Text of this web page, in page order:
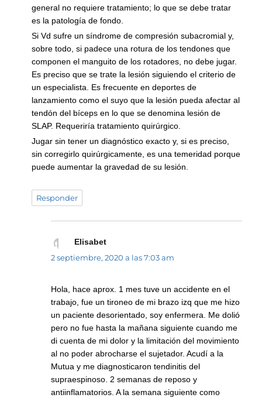
general no requiere tratamiento; lo que se debe tratar
es la patología de fondo.
Si Vd sufre un síndrome de compresión subacromial y,
sobre todo, si padece una rotura de los tendones que
componen el manguito de los rotadores, no debe jugar.
Es preciso que se trate la lesión siguiendo el criterio de
un especialista. Es frecuente en deportes de
lanzamiento como el suyo que la lesión pueda afectar al
tendón del bíceps en lo que se denomina lesión de
SLAP. Requeriría tratamiento quirúrgico.
Jugar sin tener un diagnóstico exacto y, si es preciso,
sin corregirlo quirúrgicamente, es una temeridad porque
puede aumentar la gravedad de su lesión.
Responder
Elisabetdice:
2 septiembre, 2020 a las 7:03 am
Hola, hace aprox. 1 mes tuve un accidente en el
trabajo, fue un tironeo de mi brazo izq que me hizo
un paciente desorientado, soy enfermera. Me dolió
pero no fue hasta la mañana siguiente cuando me
di cuenta de mi dolor y la limitación del movimiento
al no poder abrocharse el sujetador. Acudí a la
Mutua y me diagnosticaron tendinitis del
supraespinoso. 2 semanas de reposo y
antiinflamatorios. A la semana siguiente como